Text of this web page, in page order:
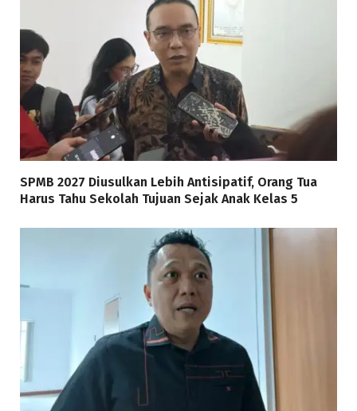
SPMB 2027 Diusulkan Lebih Antisipatif, Orang Tua
Harus Tahu Sekolah Tujuan Sejak Anak Kelas 5